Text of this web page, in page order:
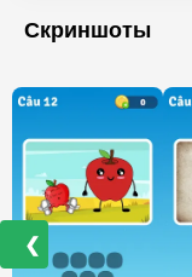
Скриншоты
❮